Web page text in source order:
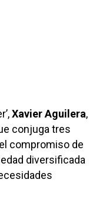
Xavier Aguilera,
conjuga tres
compromiso de
diversificada